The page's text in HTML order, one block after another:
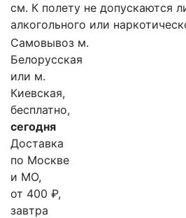
см. К полету не допускаются
алкогольного или
Самовывоз м.
Белорусская
или м.
Киевская,
бесплатно,
сегодня
Доставка
по Москве
и МО,
от 400 ₽,
завтра